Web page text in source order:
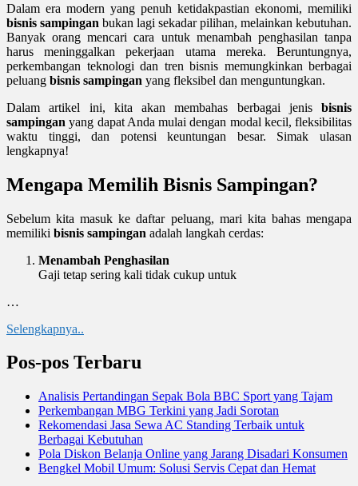
Dalam era modern yang penuh ketidakpastian ekonomi, memiliki
bisnis sampingan bukan lagi sekadar pilihan, melainkan kebutuhan.
Banyak orang mencari cara untuk menambah penghasilan tanpa
harus meninggalkan pekerjaan utama mereka. Beruntungnya,
perkembangan teknologi dan tren bisnis memungkinkan berbagai
peluang bisnis sampingan yang fleksibel dan menguntungkan.
Dalam artikel ini, kita akan membahas berbagai jenis bisnis
sampingan yang dapat Anda mulai dengan modal kecil, fleksibilitas
waktu tinggi, dan potensi keuntungan besar. Simak ulasan
lengkapnya!
Mengapa Memilih Bisnis Sampingan?
Sebelum kita masuk ke daftar peluang, mari kita bahas mengapa
memiliki bisnis sampingan adalah langkah cerdas:
Menambah Penghasilan
Gaji tetap sering kali tidak cukup untuk
…
Selengkapnya..
Pos-pos Terbaru
Analisis Pertandingan Sepak Bola BBC Sport yang Tajam
Perkembangan MBG Terkini yang Jadi Sorotan
Rekomendasi Jasa Sewa AC Standing Terbaik untuk
Berbagai Kebutuhan
Pola Diskon Belanja Online yang Jarang Disadari Konsumen
Bengkel Mobil Umum: Solusi Servis Cepat dan Hemat